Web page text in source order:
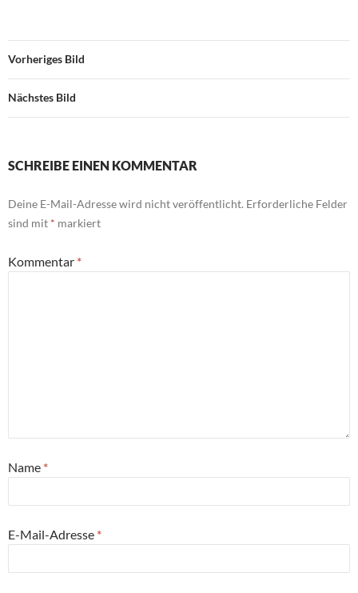
Vorheriges Bild
Nächstes Bild
SCHREIBE EINEN KOMMENTAR
Deine E-Mail-Adresse wird nicht veröffentlicht. Erforderliche Felder
sind mit * markiert
Kommentar *
Name *
E-Mail-Adresse *